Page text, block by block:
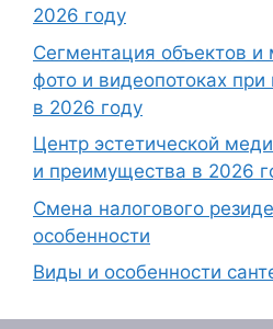
2026 году
Сегментация объектов и
фото и видеопотоках
в 2026 году
Центр эстетической
и преимущества в 2026
Смена налогового
особенности
Виды и особенности